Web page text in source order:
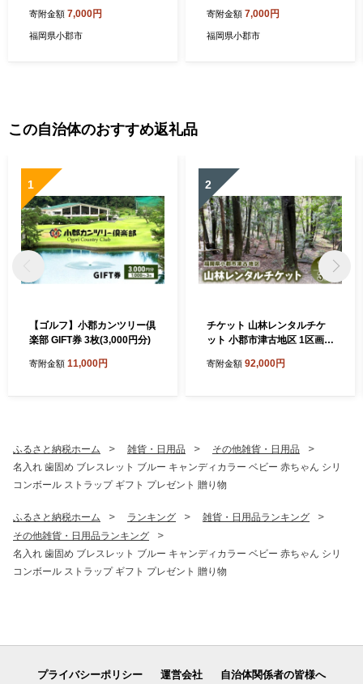
ボール ストラップ ギフト プ
レゼント 贈り物
寄附金額 7,000円
福岡県小郡市
ール ストラップ ギフト プレ
ゼント 贈り物
寄附金額 7,000円
福岡県小郡市
この自治体のおすすめ返礼品
1
【ゴルフ】小郡カンツリー倶
楽部 GIFT券 3枚(3,000円分)
寄附金額 11,000円
2
チケット 山林レンタルチケ
ット 小郡市津古地区 1区画 3
寄附金額 92,000円
ふるさと納税ホーム 雑貨・日用品
その他雑貨・日用品
名入れ 歯固め ブレスレット ブルー キャンディカラー ベビー 赤ちゃん シリ
コンボール ストラップ ギフト プレゼント 贈り物
ふるさと納税ホーム ランキング
雑貨・日用品ランキング
その他雑貨・日用品ランキング
名入れ 歯固め ブレスレット ブルー キャンディカラー ベビー 赤ちゃん シリ
コンボール ストラップ ギフト プレゼント 贈り物
プライバシーポリシー 運営会社 自治体関係者の皆様へ